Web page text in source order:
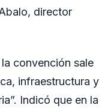
director
convención sale
infraestructura y
Indicó que en la